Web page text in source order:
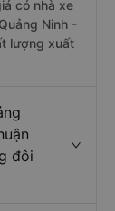
có nhà xe
Ninh -
lượng xuất
đôi